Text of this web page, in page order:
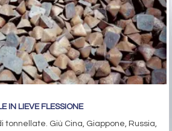
IN LIEVE FLESSIONE
tonnellate. Giù Cina, Giappone, Russia,